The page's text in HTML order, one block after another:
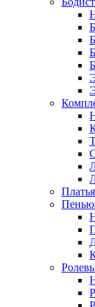
Платья